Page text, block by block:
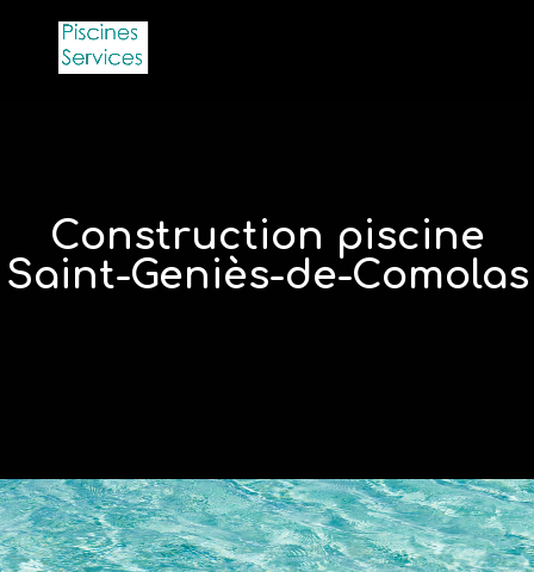
Construction piscine
Saint-Geniès-de-Comolas